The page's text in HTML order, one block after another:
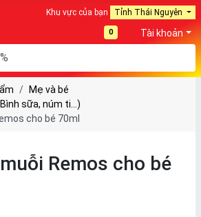
Khu vực của bạn Tỉnh Thái Nguyên
0 Tài khoản
Mẹ và bé
sữa, núm ti…)
cho bé 70ml
Remos cho bé